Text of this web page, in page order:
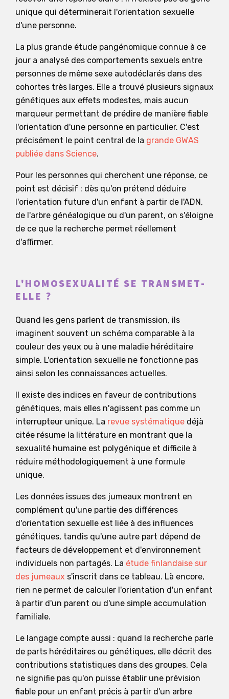
unique qui déterminerait l'orientation sexuelle
d'une personne.
La plus grande étude pangénomique connue à ce
jour a analysé des comportements sexuels entre
personnes de même sexe autodéclarés dans des
cohortes très larges. Elle a trouvé plusieurs signaux
génétiques aux effets modestes, mais aucun
marqueur permettant de prédire de manière fiable
l'orientation d'une personne en particulier. C'est
précisément le point central de la grande GWAS
publiée dans Science.
Pour les personnes qui cherchent une réponse, ce
point est décisif : dès qu'on prétend déduire
l'orientation future d'un enfant à partir de l'ADN,
de l'arbre généalogique ou d'un parent, on s'éloigne
de ce que la recherche permet réellement
d'affirmer.
L'HOMOSEXUALITÉ SE TRANSMET-
ELLE ?
Quand les gens parlent de transmission, ils
imaginent souvent un schéma comparable à la
couleur des yeux ou à une maladie héréditaire
simple. L'orientation sexuelle ne fonctionne pas
ainsi selon les connaissances actuelles.
Il existe des indices en faveur de contributions
génétiques, mais elles n'agissent pas comme un
interrupteur unique. La revue systématique déjà
citée résume la littérature en montrant que la
sexualité humaine est polygénique et difficile à
réduire méthodologiquement à une formule
unique.
Les données issues des jumeaux montrent en
complément qu'une partie des différences
d'orientation sexuelle est liée à des influences
génétiques, tandis qu'une autre part dépend de
facteurs de développement et d'environnement
individuels non partagés. La étude finlandaise sur
des jumeaux s'inscrit dans ce tableau. Là encore,
rien ne permet de calculer l'orientation d'un enfant
à partir d'un parent ou d'une simple accumulation
familiale.
Le langage compte aussi : quand la recherche parle
de parts héréditaires ou génétiques, elle décrit des
contributions statistiques dans des groupes. Cela
ne signifie pas qu'on puisse établir une prévision
fiable pour un enfant précis à partir d'un arbre